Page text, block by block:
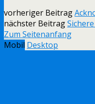
vorheriger Beitrag
nächster Beitrag
Zum Seitenanfang
Mobil Desktop